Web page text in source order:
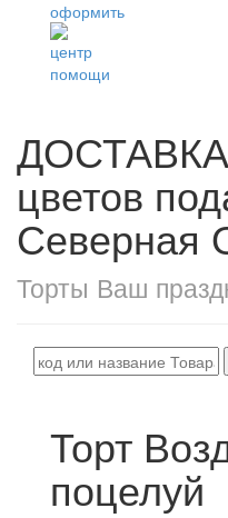
ДОСТАВКА
цветов
Северная
Торты Ваш
Торт
поцелуй